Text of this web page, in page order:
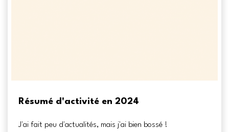
Résumé d'activité en 2024
J'ai fait peu d'actualités, mais j'ai bien bossé !